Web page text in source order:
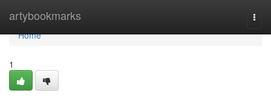
artybookmarks
Home
Home
1